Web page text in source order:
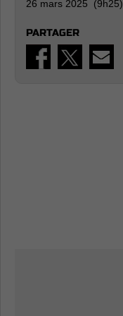
26 mars 2025 (9h25)
PARTAGER